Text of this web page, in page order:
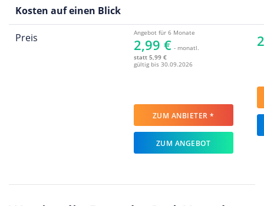
Kosten auf einen Blick
Preis Angebot für 6 Monate
2,99 € - monatl.
statt 5,99 €
gültig bis 30.09.2026
ZUM ANBIETER *
ZUM ANGEBOT